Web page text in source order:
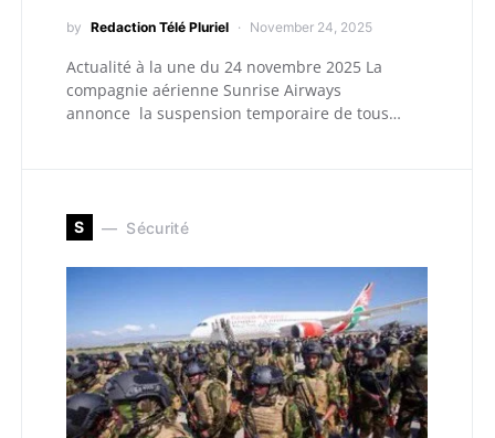
by Redaction Télé Pluriel November 24, 2025
Actualité à la une du 24 novembre 2025 La
compagnie aérienne Sunrise Airways
annonce la suspension temporaire de tous…
S Sécurité